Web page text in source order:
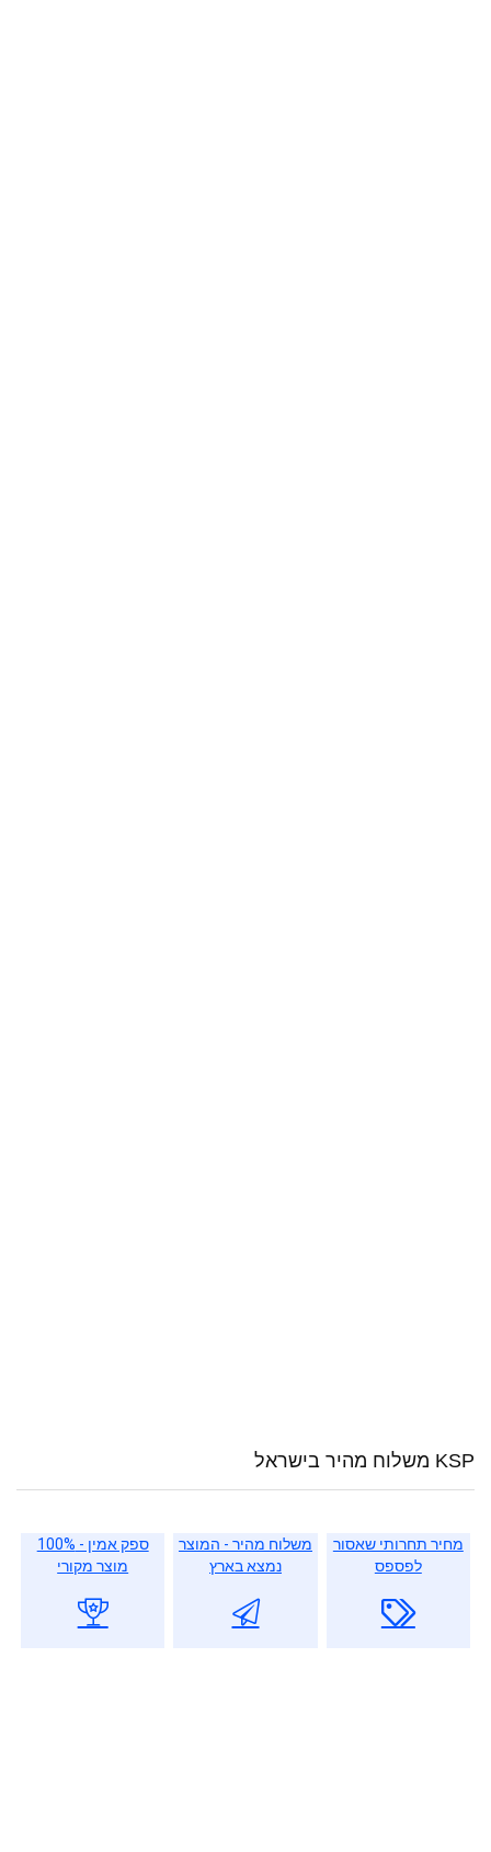
KSP משלוח מהיר בישראל
מחיר תחרותי שאסור
לפספס
משלוח מהיר - המוצר
נמצא בארץ
ספק אמין - 100%
מוצר מקורי